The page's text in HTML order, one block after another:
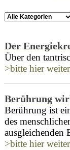
Der
Über den
>bitte hier
Berührung
Berührung ist
des
ausgleichenden
>bitte hier